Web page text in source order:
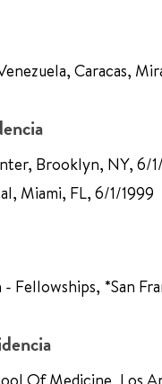
Caracas,
Brooklyn, NY, 6/
Miami, FL, 6/1/1999
- Fellowships, *San